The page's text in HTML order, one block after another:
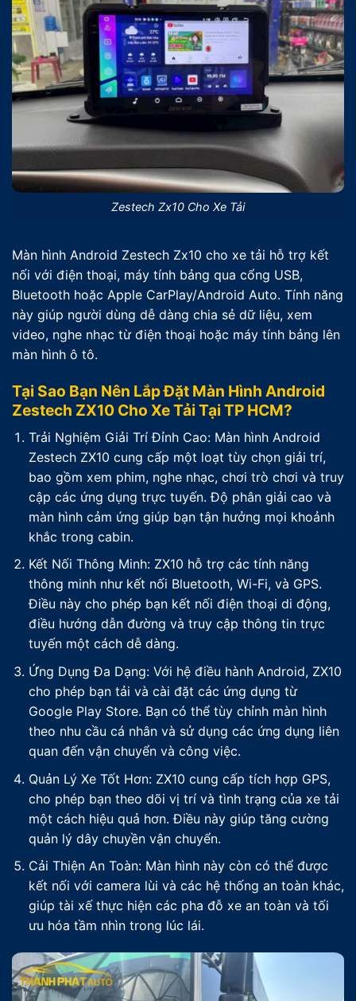
Zestech Zx10 Cho Xe Tải
Màn hình Android Zestech Zx10 cho xe tải hỗ trợ kết
nối với điện thoại, máy tính bảng qua cổng USB,
Bluetooth hoặc Apple CarPlay/Android Auto. Tính năng
này giúp người dùng dễ dàng chia sẻ dữ liệu, xem
video, nghe nhạc từ điện thoại hoặc máy tính bảng lên
màn hình ô tô.
Tại Sao Bạn Nên Lắp Đặt Màn Hình Android
Zestech ZX10 Cho Xe Tải Tại TP HCM?
Trải Nghiệm Giải Trí Đỉnh Cao: Màn hình Android
Zestech ZX10 cung cấp một loạt tùy chọn giải trí,
bao gồm xem phim, nghe nhạc, chơi trò chơi và truy
cập các ứng dụng trực tuyến. Độ phân giải cao và
màn hình cảm ứng giúp bạn tận hưởng mọi khoảnh
khắc trong cabin.
Kết Nối Thông Minh: ZX10 hỗ trợ các tính năng
thông minh như kết nối Bluetooth, Wi-Fi, và GPS.
Điều này cho phép bạn kết nối điện thoại di động,
điều hướng dẫn đường và truy cập thông tin trực
tuyến một cách dễ dàng.
Ứng Dụng Đa Dạng: Với hệ điều hành Android, ZX10
cho phép bạn tải và cài đặt các ứng dụng từ
Google Play Store. Bạn có thể tùy chỉnh màn hình
theo nhu cầu cá nhân và sử dụng các ứng dụng liên
quan đến vận chuyển và công việc.
Quản Lý Xe Tốt Hơn: ZX10 cung cấp tích hợp GPS,
cho phép bạn theo dõi vị trí và tình trạng của xe tải
một cách hiệu quả hơn. Điều này giúp tăng cường
quản lý dây chuyền vận chuyển.
Cải Thiện An Toàn: Màn hình này còn có thể được
kết nối với camera lùi và các hệ thống an toàn khác,
giúp tài xế thực hiện các pha đỗ xe an toàn và tối
ưu hóa tầm nhìn trong lúc lái.